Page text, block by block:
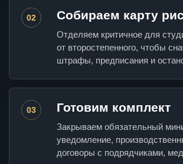
02 Собираем карту
Отделяем критичное для
от второстепенного, чтобы
штрафы, предписания и
03 Готовим комплект
Закрываем обязательный
уведомление,
договоры с подрядчиками,